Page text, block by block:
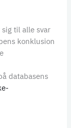
til alle svar
konklusion
databasens